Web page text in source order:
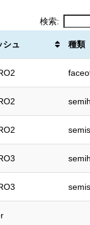
検索:
シュ 種類